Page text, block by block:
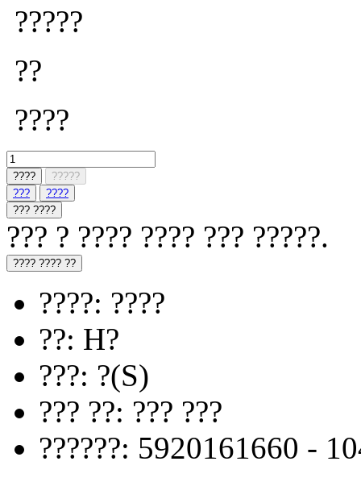
?????
??
????
????
?????
???
????
??? ????
??? ? ???? ???? ??? ?????.
???? ???? ??
????: ????
??: H?
???: ?(S)
??? ??: ??? ???
??????: 5920161660 -